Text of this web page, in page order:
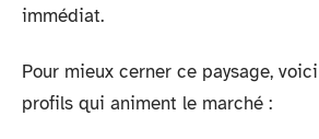
immédiat.
Pour mieux cerner ce paysage,
profils qui animent le marché :